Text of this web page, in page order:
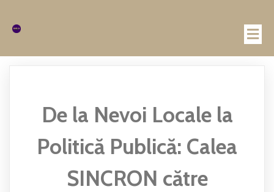
De la Nevoi Locale la
Politică Publică: Calea
SINCRON către